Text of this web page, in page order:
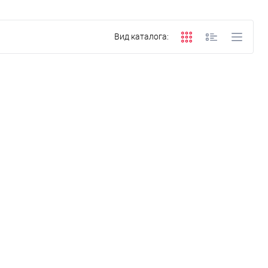
Вид каталога: